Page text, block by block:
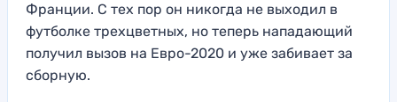
Франции. С тех пор он никогда не выходил в
футболке трехцветных, но теперь нападающий
получил вызов на Евро-2020 и уже забивает за
сборную.